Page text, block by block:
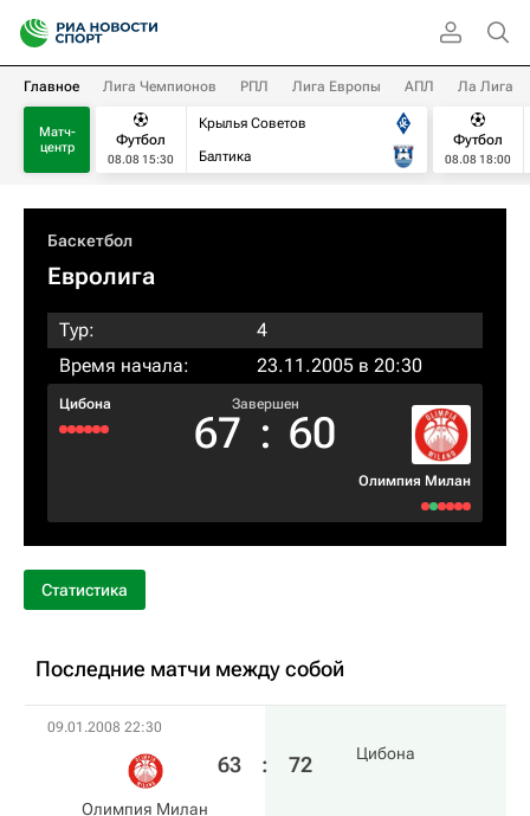
Главное Лига Чемпионов РПЛ Лига Европы АПЛ Ла Лига
Матч-
центр
Футбол
08.08 15:30
Крылья Советов
Балтика
Футбол
08.08 18:00
Баскетбол
Евролига
Тур:
4
Время начала:
23.11.2005 в 20:30
Цибона Завершен
67 : 60
Олимпия Милан
Статистика
Последние матчи между собой
09.01.2008 22:30
Олимпия Милан
63 : 72 Цибона